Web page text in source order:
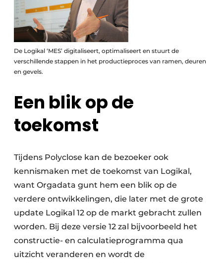
De Logikal ‘MES’ digitaliseert, optimaliseert en stuurt de
verschillende stappen in het productieproces van ramen, deuren
en gevels.
Een blik op de
toekomst
Tijdens Polyclose kan de bezoeker ook
kennismaken met de toekomst van Logikal,
want Orgadata gunt hem een blik op de
verdere ontwikkelingen, die later met de grote
update Logikal 12 op de markt gebracht zullen
worden. Bij deze versie 12 zal bijvoorbeeld het
constructie- en calculatieprogramma qua
uitzicht veranderen en wordt de